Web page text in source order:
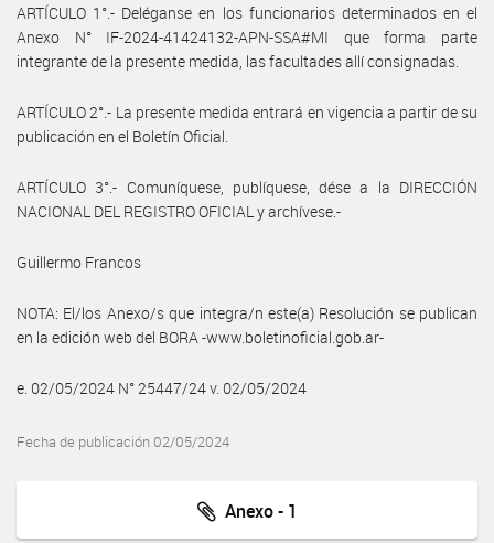
ARTÍCULO 1°.- Deléganse en los funcionarios determinados en el
Anexo N° IF-2024-41424132-APN-SSA#MI que forma parte
integrante de la presente medida, las facultades allí consignadas.
ARTÍCULO 2°.- La presente medida entrará en vigencia a partir de su
publicación en el Boletín Oficial.
ARTÍCULO 3°.- Comuníquese, publíquese, dése a la DIRECCIÓN
NACIONAL DEL REGISTRO OFICIAL y archívese.-
Guillermo Francos
NOTA: El/los Anexo/s que integra/n este(a) Resolución se publican
en la edición web del BORA -www.boletinoficial.gob.ar-
e. 02/05/2024 N° 25447/24 v. 02/05/2024
Fecha de publicación 02/05/2024
Anexo - 1